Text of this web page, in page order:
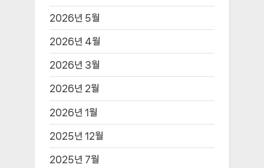
2026년 5월
2026년 4월
2026년 3월
2026년 2월
2026년 1월
2025년 12월
2025년 7월